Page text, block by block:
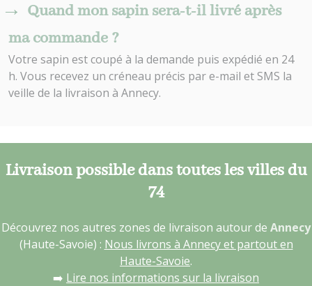
Quand mon sapin sera-t-il livré après
ma commande ?
Votre sapin est coupé à la demande puis expédié en 24
h. Vous recevez un créneau précis par e-mail et SMS la
veille de la livraison à Annecy.
Livraison possible dans toutes les villes du
74
Découvrez nos autres zones de livraison autour de Annecy
(Haute-Savoie) : Nous livrons à Annecy et partout en
Haute-Savoie.
➡️ Lire nos informations sur la livraison